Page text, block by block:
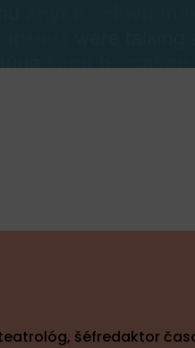
šéfredaktor